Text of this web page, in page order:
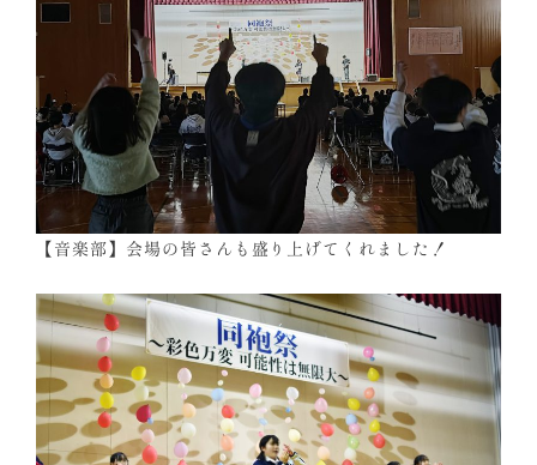
【音楽部】会場の皆さんも盛り上げてくれました！